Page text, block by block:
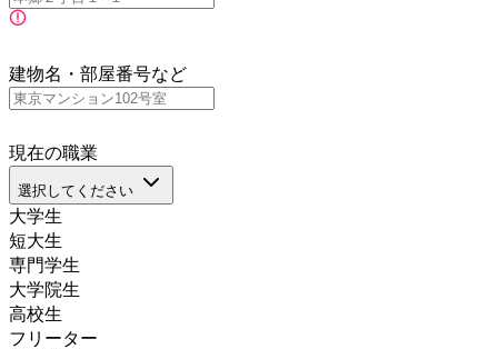
建物名・部屋番号など
現在の職業
選択してください
大学生
短大生
専門学生
大学院生
高校生
フリーター